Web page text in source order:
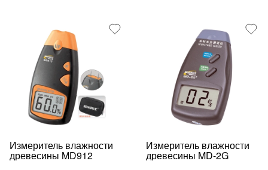
Измеритель влажности
древесины MD912
Измеритель влажности
древесины MD-2G